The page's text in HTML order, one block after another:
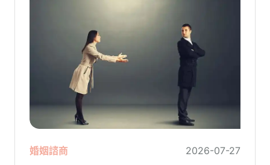
婚姻諮商 2026-07-27